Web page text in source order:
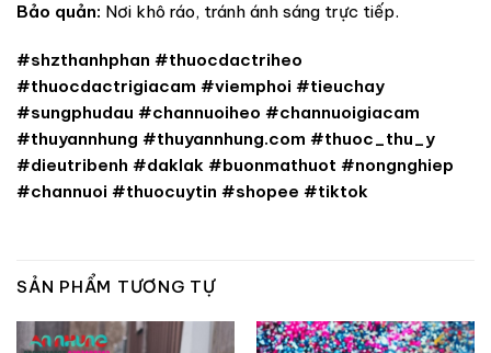
Bảo quản: Nơi khô ráo, tránh ánh sáng trực tiếp.
#shzthanhphan #thuocdactriheo
#thuocdactrigiacam #viemphoi #tieuchay
#sungphudau #channuoiheo #channuoigiacam
#thuyannhung #thuyannhung.com #thuoc_thu_y
#dieutribenh #daklak #buonmathuot #nongnghiep
#channuoi #thuocuytin #shopee #tiktok
SẢN PHẨM TƯƠNG TỰ